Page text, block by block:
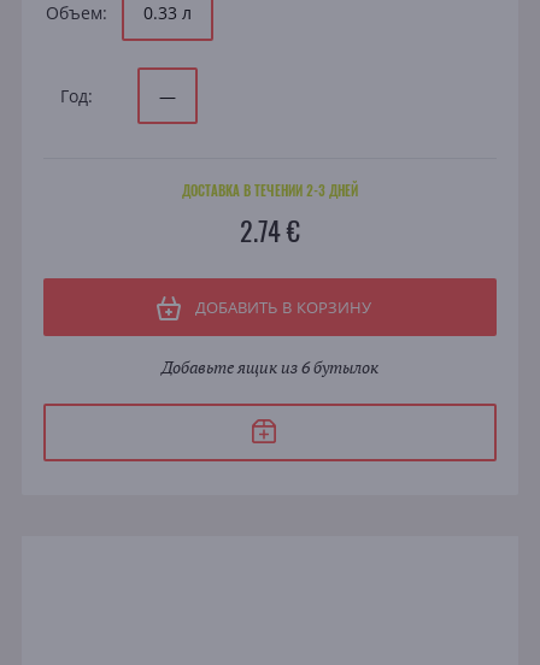
Объем: 0.33 л
Год: —
ДОСТАВКА В ТЕЧЕНИИ 2-3 ДНЕЙ
2.74 €
ДОБАВИТЬ В КОРЗИНУ
Добавьте ящик из 6 бутылок